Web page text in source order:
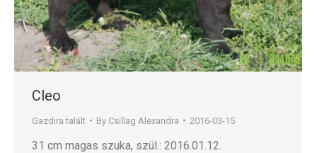
Cleo
Gazdira talált By Csillag Alexandra 2016-03-15
31 cm magas szuka, szül.: 2016.01.12.